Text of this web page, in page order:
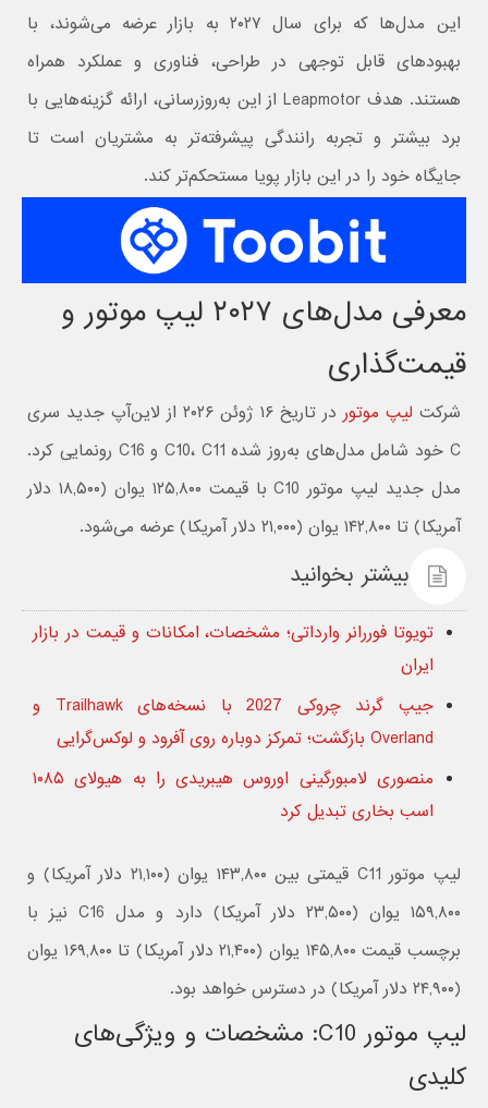
این مدل‌ها که برای سال ۲۰۲۷ به بازار عرضه می‌شوند، با
بهبودهای قابل توجهی در طراحی، فناوری و عملکرد همراه
هستند. هدف Leapmotor از این به‌روزرسانی، ارائه گزینه‌هایی با
برد بیشتر و تجربه رانندگی پیشرفته‌تر به مشتریان است تا
جایگاه خود را در این بازار پویا مستحکم‌تر کند.
معرفی مدل‌های ۲۰۲۷ لیپ موتور و
قیمت‌گذاری
شرکت لیپ موتور
در تاریخ ۱۶ ژوئن ۲۰۲۶ از لاین‌آپ جدید سری
C خود شامل مدل‌های به‌روز شده C10، C11 و C16 رونمایی کرد.
مدل جدید لیپ موتور C10 با قیمت ۱۲۵,۸۰۰ یوان (۱۸,۵۰۰ دلار
آمریکا) تا ۱۴۲,۸۰۰ یوان (۲۱,۰۰۰ دلار آمریکا) عرضه می‌شود.
بیشتر بخوانید
تویوتا فوررانر وارداتی؛ مشخصات، امکانات و قیمت در بازار
ایران
جیپ گرند چروکی 2027 با نسخه‌های Trailhawk و
Overland بازگشت؛ تمرکز دوباره روی آفرود و لوکس‌گرایی
منصوری لامبورگینی اوروس هیبریدی را به هیولای ۱۰۸۵
اسب‌ بخاری تبدیل کرد
لیپ موتور C11 قیمتی بین ۱۴۳,۸۰۰ یوان (۲۱,۱۰۰ دلار آمریکا) و
۱۵۹,۸۰۰ یوان (۲۳,۵۰۰ دلار آمریکا) دارد و مدل C16 نیز با
برچسب قیمت ۱۴۵,۸۰۰ یوان (۲۱,۴۰۰ دلار آمریکا) تا ۱۶۹,۸۰۰ یوان
(۲۴,۹۰۰ دلار آمریکا) در دسترس خواهد بود.
لیپ موتور C10: مشخصات و ویژگی‌های
کلیدی